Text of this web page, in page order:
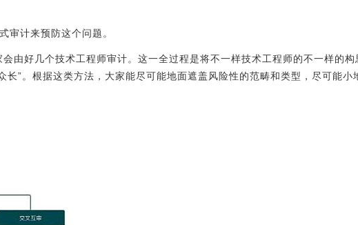
审计来预防这个问题。
由好几个技术工程师审计。这一全过程是将不一样技术工程师的不一样的构
长”。根据这类方法，大家能尽可能地面遮盖风险性的范畴和类型，尽可能小